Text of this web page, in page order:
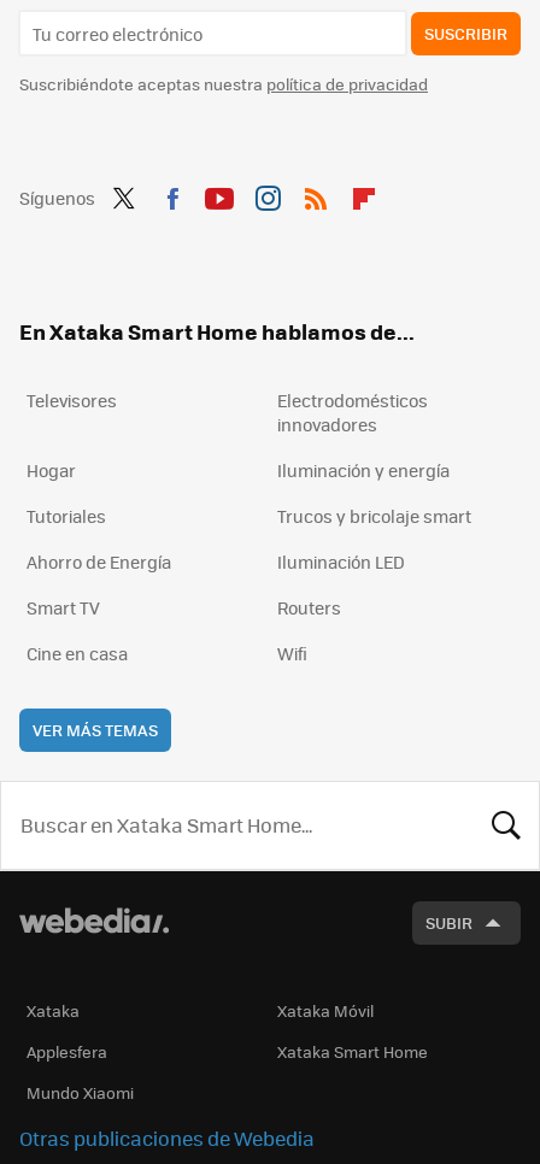
SUSCRIBIR
Suscribiéndote aceptas nuestra política de privacidad
Síguenos
En Xataka Smart Home hablamos de...
Televisores
Electrodomésticos
innovadores
Hogar
Iluminación y energía
Tutoriales
Trucos y bricolaje smart
Ahorro de Energía
Iluminación LED
Smart TV
Routers
Cine en casa
Wifi
VER MÁS TEMAS
SUBIR
Xataka
Xataka Móvil
Applesfera
Xataka Smart Home
Mundo Xiaomi
Otras publicaciones de Webedia